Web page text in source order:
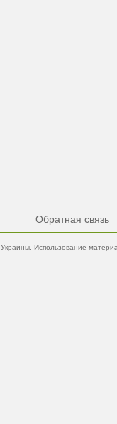
Обратная связь
Использование